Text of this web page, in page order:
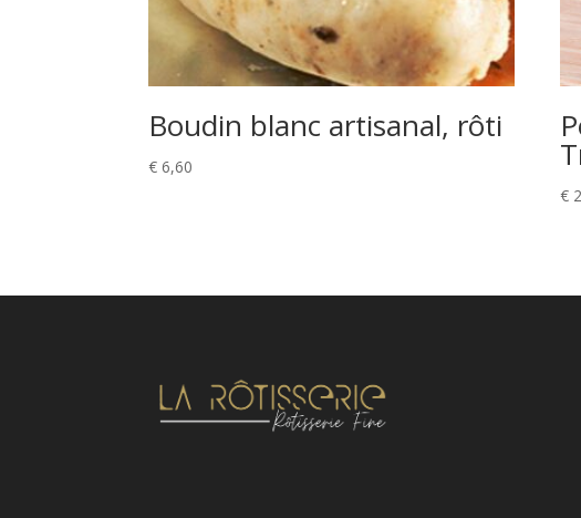
Boudin blanc artisanal, rôti
€ 6,60
€